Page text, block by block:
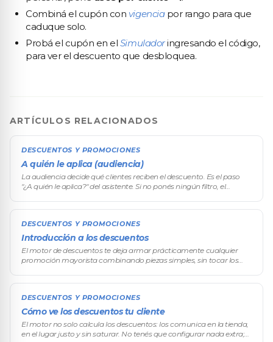
Combiná el cupón con vigenciapor rango para que
caduque solo.
Probá el cupón en el Simuladoringresando el código,
para ver el descuento que desbloquea.
ARTÍCULOS RELACIONADOS
DESCUENTOS Y PROMOCIONES
A quién le aplica (audiencia)
La audiencia decide qué clientes reciben el descuento. Es el paso
"¿A quién le aplica?" del asistente. Si no ponés ningún filtro, el
DESCUENTOS Y PROMOCIONES
Introducción a los descuentos
El motor de descuentos te deja armar prácticamente cualquier
promoción mayorista combinando piezas simples, sin tocar los
DESCUENTOS Y PROMOCIONES
Cómo ve los descuentos tu cliente
El motor no solo calcula los descuentos: los comunica en la tienda,
en el lugar justo y sin saturar. No tenés que configurar nada extra;